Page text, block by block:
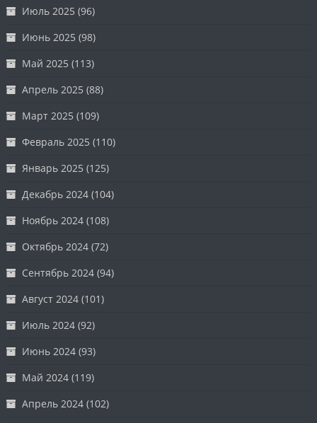
Июль 2025 (96)
Июнь 2025 (98)
Май 2025 (113)
Апрель 2025 (88)
Март 2025 (109)
Февраль 2025 (110)
Январь 2025 (125)
Декабрь 2024 (104)
Ноябрь 2024 (108)
Октябрь 2024 (72)
Сентябрь 2024 (94)
Август 2024 (101)
Июль 2024 (92)
Июнь 2024 (93)
Май 2024 (119)
Апрель 2024 (102)